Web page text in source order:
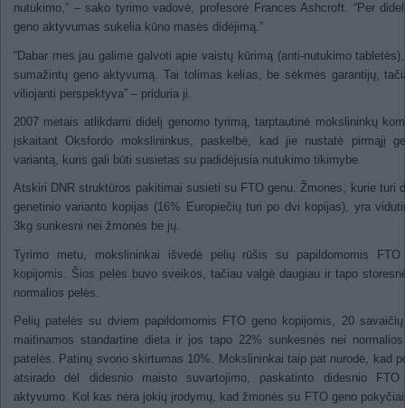
nutukimo,” – sako tyrimo vadovė, profesorė Frances Ashcroft. “Per
geno aktyvumas sukelia kūno masės didėjimą.”
“Dabar mes jau galime galvoti apie vaistų kūrimą (anti-nutukimo
sumažintų geno aktyvumą. Tai tolimas kelias, be sėkmės garantijų,
viliojanti perspektyva” – priduria ji.
2007 metais atlikdami didelį genomo tyrimą, tarptautinė mokslininkų
įskaitant Oksfordo mokslininkus, paskelbė, kad jie nustatė pirmąjį
variantą, kuris gali būti susietas su padidėjusia nutukimo tikimybe.
Atskiri DNR struktūros pakitimai susieti su FTO genu. Žmonės, kurie turi
genetinio varianto kopijas (16% Europiečių turi po dvi kopijas), yra
3kg sunkesni nei žmonės be jų.
Tyrimo metu, mokslininkai išvedė pelių rūšis su papildomomis FTO
kopijomis. Šios pelės buvo sveikos, tačiau valgė daugiau ir tapo
normalios pelės.
Pelių patelės su dviem papildomomis FTO geno kopijomis, 20
maitinamos standartine dieta ir jos tapo 22% sunkesnės nei
patelės. Patinų svorio skirtumas 10%. Mokslininkai taip pat nurodė, kad
atsirado dėl didesnio maisto suvartojimo, paskatinto didesnio FTO
aktyvumo. Kol kas nėra jokių įrodymų, kad žmonės su FTO geno